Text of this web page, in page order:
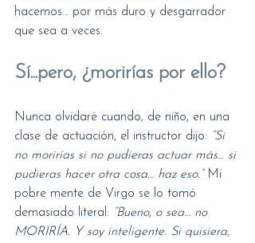
hacemos… por más duro y desgarrador
que sea a veces.
Sí...pero, ¿morirías por ello?
Nunca olvidaré cuando, de niño, en una
clase de actuación, el instructor dijo: “Si
no morirías si no pudieras actuar más… si
pudieras hacer otra cosa… haz eso.” Mi
pobre mente de Virgo se lo tomó
demasiado literal: “Bueno, o sea… no
MORIRÍA. Y soy inteligente. Si quisiera,